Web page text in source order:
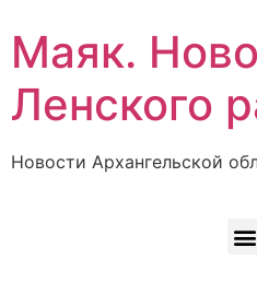
Маяк.
Ленского
Новости Архангельской